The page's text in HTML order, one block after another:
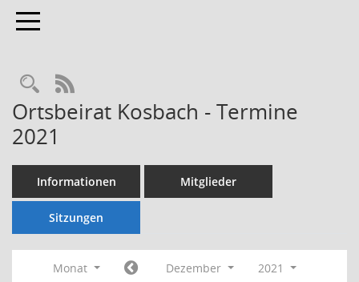
Toggle navigation
Rechercheauswahl
RSS-Feed
Ortsbeirat Kosbach - Termine
2021
Informationen Mitglieder
Sitzungen
Monat Dezember
2021